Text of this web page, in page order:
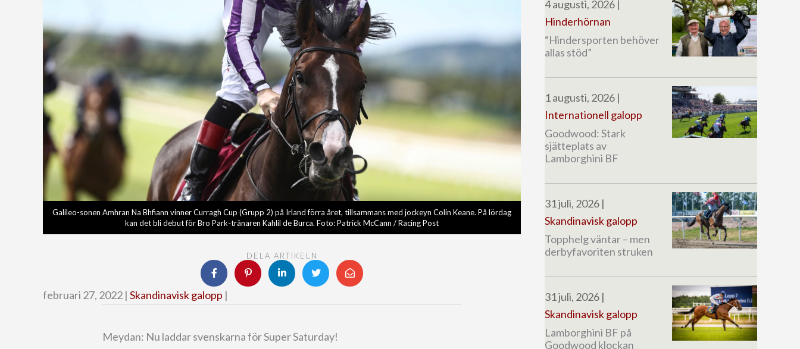
Galileo-sonen Amhran Na Bhfiann vinner Curragh Cup (Grupp 2) på Irland förra året, tillsammans med jockeyn Colin Keane. På lördag
kan det bli debut för Bro Park-tränaren Kahlil de Burca. Foto: Patrick McCann / Racing Post
DELA ARTIKELN
februari 27, 2022 | Skandinavisk galopp |
Meydan: Nu laddar svenskarna för Super Saturday!
4 augusti, 2026 |
Hinderhörnan
“Hindersporten behöver
allas stöd”
1 augusti, 2026 |
Internationell galopp
Goodwood: Stark
sjätteplats av
Lamborghini BF
31 juli, 2026 |
Skandinavisk galopp
Topphelg väntar – men
derbyfavoriten struken
31 juli, 2026 |
Skandinavisk galopp
Lamborghini BF på
Goodwood klockan